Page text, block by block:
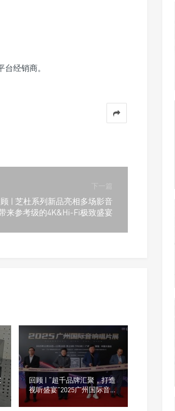
经销商。
下一篇
| 芝杜系列新品亮相多场影音
来参考级的4K&Hi-Fi极致盛宴
回顾 | “超千品牌汇聚，打造
视听盛宴”2025广州国际音响
唱片展